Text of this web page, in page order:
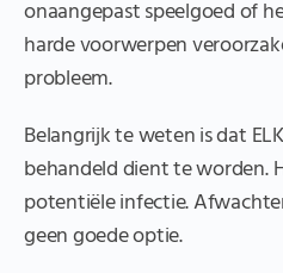
onaangepast speelgoed of
harde voorwerpen
probleem.
Belangrijk te weten is dat
behandeld dient te worden.
potentiële infectie.
geen goede optie.